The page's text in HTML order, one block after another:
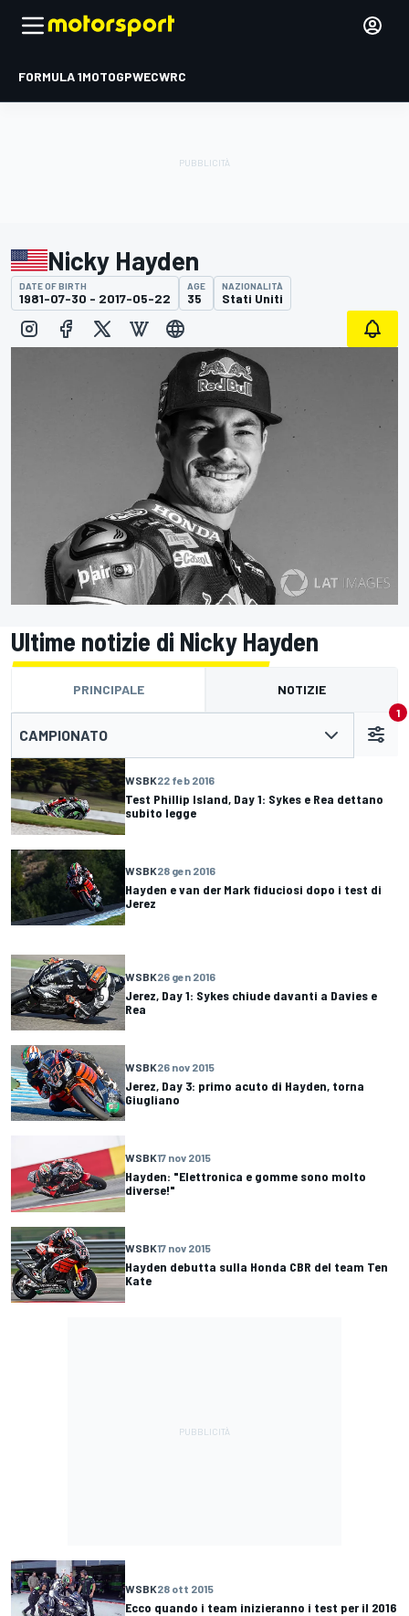
FORMULA 1MOTOGPWECWRC
Nicky Hayden
DATE OF BIRTH
1981-07-30 - 2017-05-22
AGE
35
NAZIONALITÀ
Stati Uniti
Ultime notizie di Nicky Hayden
PRINCIPALE NOTIZIE
CAMPIONATO
1
WSBK22 feb 2016
Test Phillip Island, Day 1: Sykes e Rea dettano
subito legge
WSBK28 gen 2016
Hayden e van der Mark fiduciosi dopo i test di
Jerez
WSBK26 gen 2016
Jerez, Day 1: Sykes chiude davanti a Davies e
Rea
WSBK26 nov 2015
Jerez, Day 3: primo acuto di Hayden, torna
Giugliano
WSBK17 nov 2015
Hayden: "Elettronica e gomme sono molto
diverse!"
WSBK17 nov 2015
Hayden debutta sulla Honda CBR del team Ten
Kate
WSBK28 ott 2015
Ecco quando i team inizieranno i test per il 2016